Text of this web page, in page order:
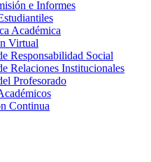
e Informes
Académica
Virtual
Responsabilidad Social
Relaciones Institucionales
Profesorado
Continua